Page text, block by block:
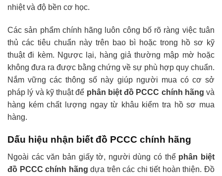
nhiệt và độ bền cơ học.
Các sản phẩm chính hãng luôn công bố rõ ràng việc tuân
thủ các tiêu chuẩn này trên bao bì hoặc trong hồ sơ kỹ
thuật đi kèm. Ngược lại, hàng giả thường mập mờ hoặc
không đưa ra được bằng chứng về sự phù hợp quy chuẩn.
Nắm vững các thông số này giúp người mua có cơ sở
pháp lý và kỹ thuật để phân biệt đồ PCCC chính hãng và
hàng kém chất lượng ngay từ khâu kiểm tra hồ sơ mua
hàng.
Dấu hiệu nhận biết đồ PCCC chính hãng
Ngoài các văn bản giấy tờ, người dùng có thể phân biệt
đồ PCCC chính hãng dựa trên các chi tiết hoàn thiện. Đồ